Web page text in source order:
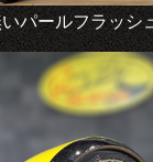
パールフラッシ